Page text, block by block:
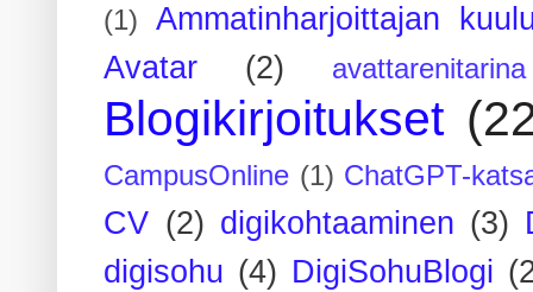
(1)
Ammatinharjoittajan
Avatar
(2) avattarenitarina
Blogikirjoitukset
CampusOnline (1) ChatGPT-
CV (2) digikohtaaminen (3)
digisohu (4) DigiSohuBlogi